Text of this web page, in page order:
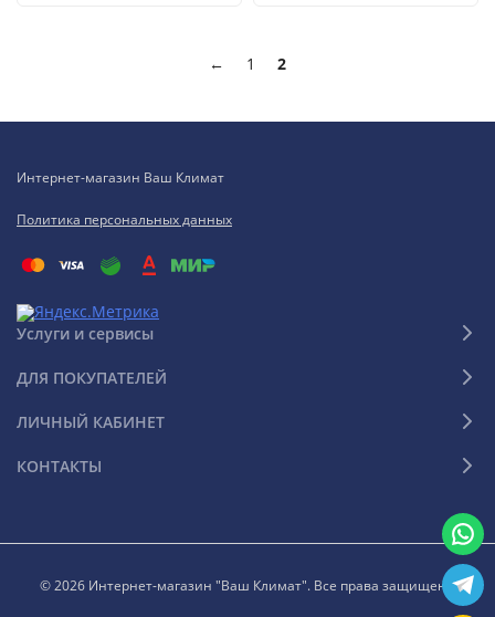
← 1 2
Интернет-магазин Ваш Климат
Политика персональных данных
Услуги и сервисы
ДЛЯ ПОКУПАТЕЛЕЙ
ЛИЧНЫЙ КАБИНЕТ
КОНТАКТЫ
© 2026 Интернет-магазин "Ваш Климат". Все права защищены